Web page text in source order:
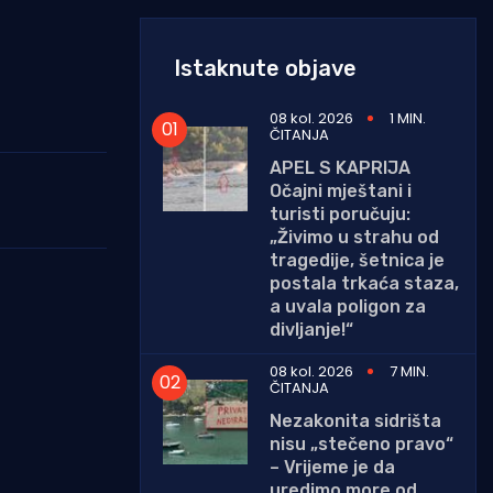
Istaknute objave
08 kol. 2026 1 MIN.
ČITANJA
APEL S KAPRIJA
Očajni mještani i
turisti poručuju:
„Živimo u strahu od
tragedije, šetnica je
postala trkaća staza,
a uvala poligon za
divljanje!“
08 kol. 2026
7 MIN.
ČITANJA
Nezakonita sidrišta
nisu „stečeno pravo“
– Vrijeme je da